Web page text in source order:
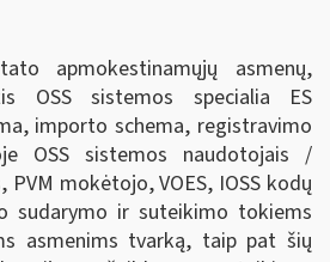
apmokestinamųjų asmenų,
OSS sistemos specialia ES
importo schema, registravimo
OSS sistemos naudotojais /
mokėtojo, VOES, IOSS kodų
sudarymo ir suteikimo tokiems
asmenims tvarką, taip pat šių